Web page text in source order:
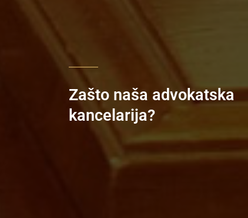
Zašto naša advokatska
kancelarija?